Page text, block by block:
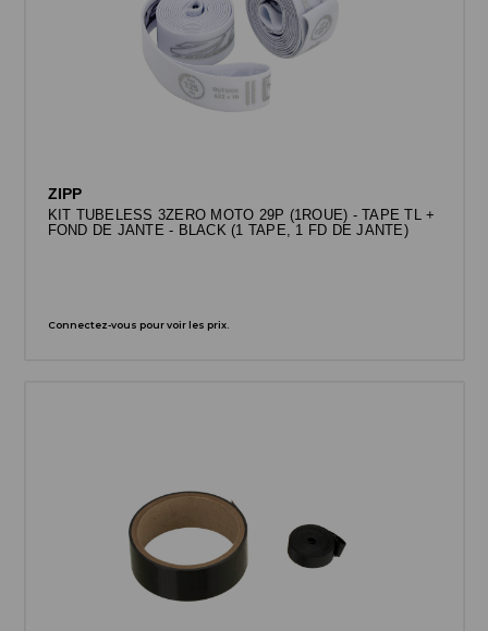
ZIPP
KIT TUBELESS 3ZERO MOTO 29P (1ROUE) - TAPE TL +
FOND DE JANTE - BLACK (1 TAPE, 1 FD DE JANTE)
Connectez-vous pour voir les prix.